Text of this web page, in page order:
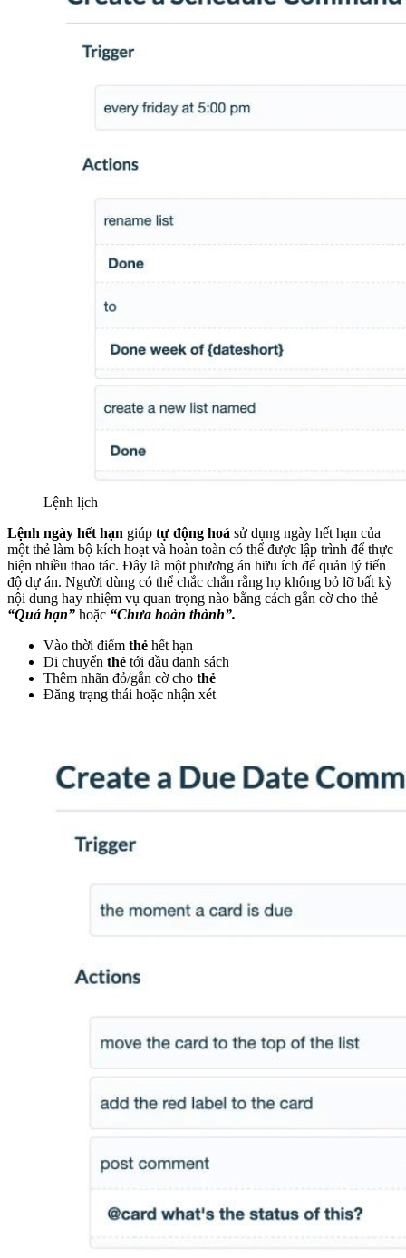
Lệnh lịch
Lệnh ngày hết hạn giúp tự động hoá sử dụng ngày hết hạn của
một thẻ làm bộ kích hoạt và hoàn toàn có thể được lập trình để thực
hiện nhiều thao tác. Đây là một phương án hữu ích để quản lý tiến
độ dự án. Người dùng có thể chắc chắn rằng họ không bỏ lỡ bất kỳ
nội dung hay nhiệm vụ quan trọng nào bằng cách gắn cờ cho thẻ
“Quá hạn” hoặc “Chưa hoàn thành”.
Vào thời điểm thẻ hết hạn
Di chuyển thẻ tới đầu danh sách
Thêm nhãn đỏ/gắn cờ cho thẻ
Đăng trạng thái hoặc nhận xét